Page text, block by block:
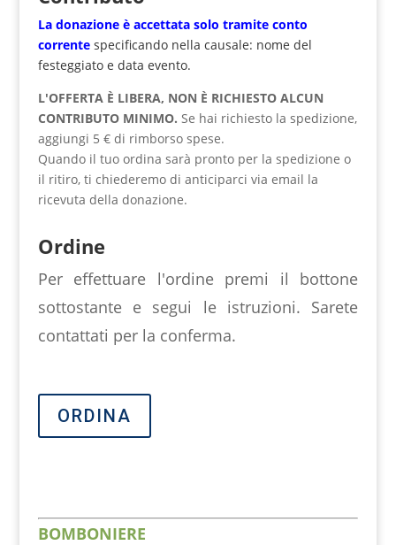
La donazione è accettata solo tramiteconto
corrente specificando nella causale: nome del
festeggiato e data evento.
L'OFFERTA È LIBERA, NON È RICHIESTO ALCUN
CONTRIBUTO MINIMO. Se hai richiesto la spedizione,
aggiungi 5 € di rimborso spese.
Quando il tuo ordina sarà pronto per la spedizione o
il ritiro, ti chiederemo di anticiparci via email la
ricevuta della donazione.
Ordine
Per effettuare l'ordine premi il bottone
sottostante e segui le istruzioni. Sarete
contattati per la conferma.
ORDINA
BOMBONIERE